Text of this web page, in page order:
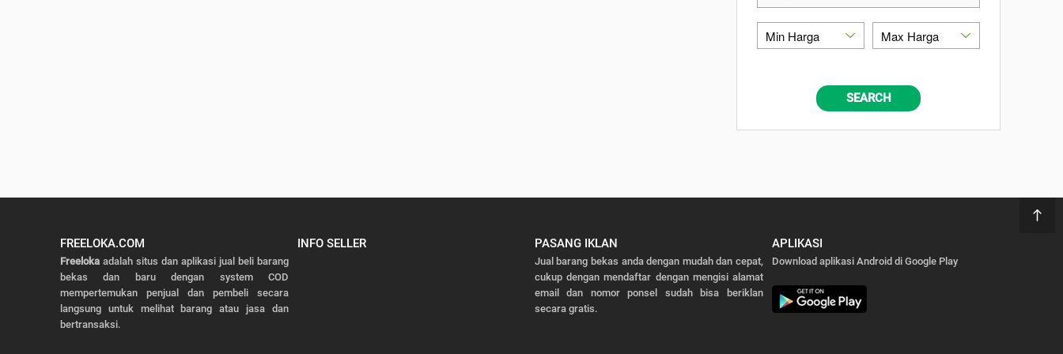
SEARCH
FREELOKA.COM
Freelokaadalah situs dan aplikasi jual beli barang
bekas dan baru dengan system COD
mempertemukan penjual dan pembeli secara
langsung untuk melihat barang atau jasa dan
bertransaksi.
INFO SELLER PASANG IKLAN
Jual barang bekas anda dengan mudah dan cepat,
cukup dengan mendaftar dengan mengisi alamat
email dan nomor ponsel sudah bisa beriklan
secara gratis.
APLIKASI
Download aplikasi Android di Google Play